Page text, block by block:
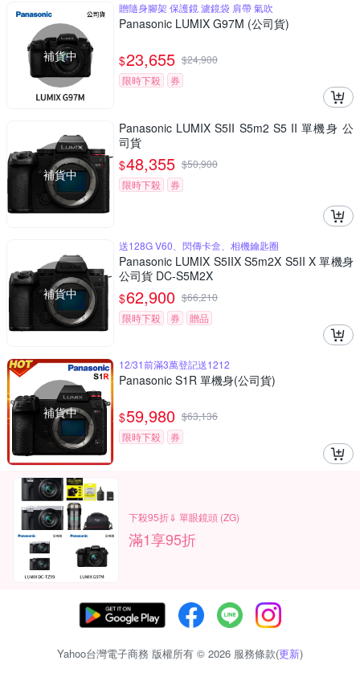
補貨中
贈隨身腳架 保護鏡 濾鏡袋 肩帶 氣吹
Panasonic LUMIX G97M (公司貨)
$23,655 $24,900
限時下殺
券
補貨中
Panasonic LUMIX S5II S5m2 S5 II 單機身 公
司貨
$48,355 $50,900
限時下殺
券
補貨中
送128G V60、閃傳卡盒、相機鑰匙圈
Panasonic LUMIX S5IIX S5m2X S5II X 單機身
公司貨 DC-S5M2X
$62,900 $66,210
限時下殺
券 贈品
補貨中
12/31前滿3萬登記送1212
Panasonic S1R 單機身(公司貨)
$59,980 $63,136
限時下殺
券
下殺95折⇓ 單眼鏡頭 (ZG)
滿1享95折
Yahoo台灣電子商務 版權所有 © 2026 服務條款(更新)